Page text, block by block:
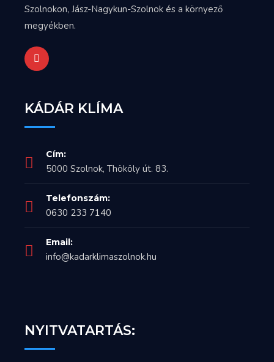
Szolnokon, Jász-Nagykun-Szolnok és a környező
megyékben.
KÁDÁR KLÍMA
Cím:
5000 Szolnok, Thököly út. 83.
Telefonszám:
0630 233 7140
Email:
info@kadarklimaszolnok.hu
NYITVATARTÁS: